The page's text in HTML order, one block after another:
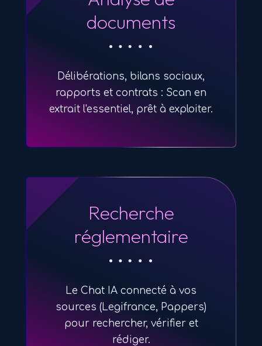
documents
Délibérations, bilans sociaux,
rapports et contrats : Scan en
extrait l'essentiel, prêt à exploiter.
Recherche
réglementaire
Le Chat IA connecté à vos
sources (Legifrance, Pappers)
pour rechercher, vérifier et
rédiger.